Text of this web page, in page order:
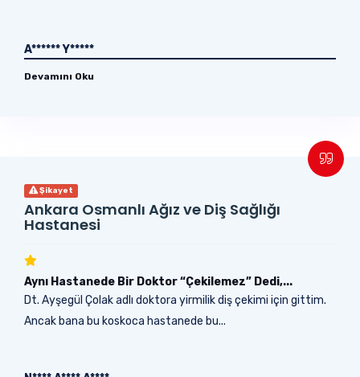
A****** Y*****
Devamını Oku
Şikayet
Ankara Osmanlı Ağız ve Diş Sağlığı
Hastanesi
Aynı Hastanede Bir Doktor “Çekilemez” Dedi,...
Dt. Ayşegül Çolak adlı doktora yirmilik diş çekimi için gittim.
Ancak bana bu koskoca hastanede bu...